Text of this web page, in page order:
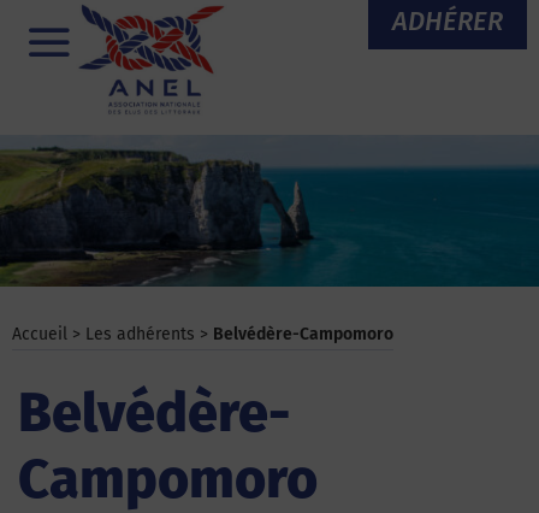
ADHÉRER
Menu
Accueil > Les adhérents > Belvédère-Campomoro
Belvédère-
Campomoro